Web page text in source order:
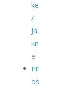
ke
/
Ja
kn
e
Pr
os